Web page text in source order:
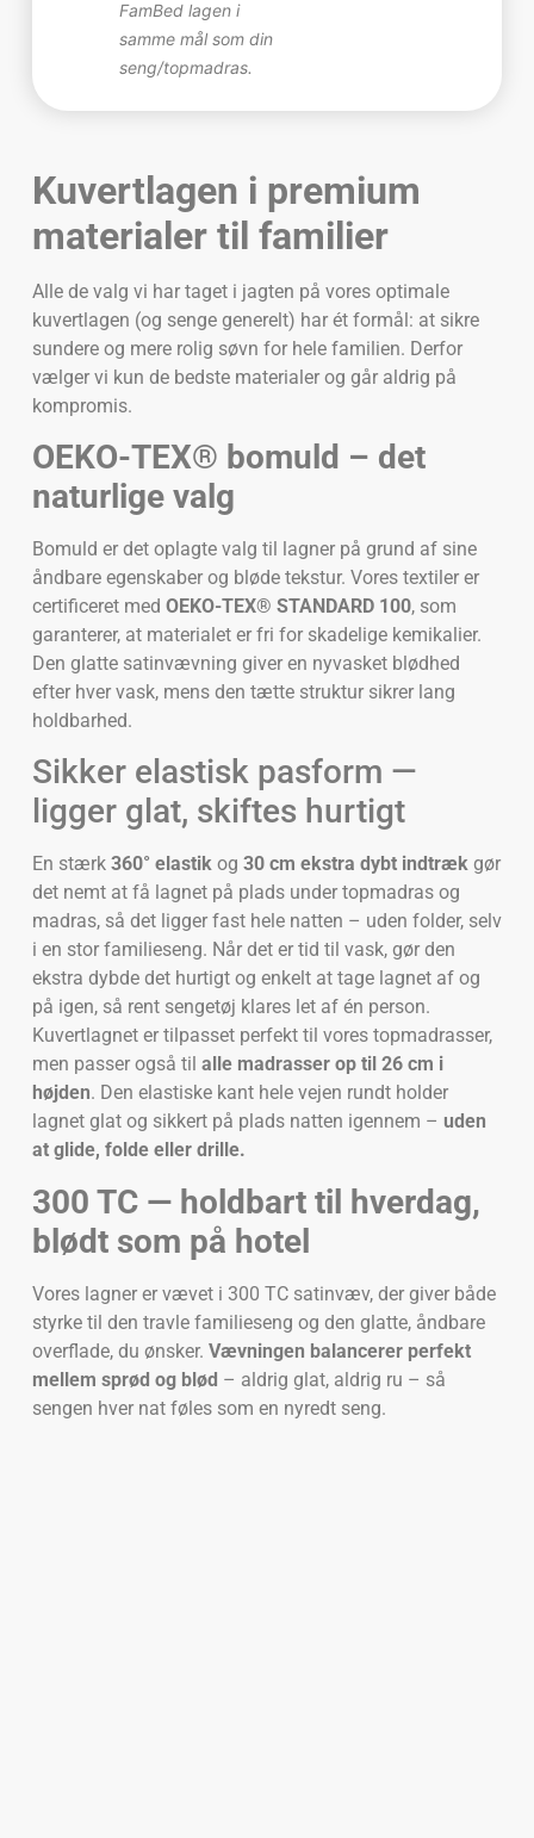
FamBed lagen i
samme mål som din
seng/topmadras.
Kuvertlagen i premium
materialer til familier
Alle de valg vi har taget i jagten på vores optimale
kuvertlagen (og senge generelt) har ét formål: at sikre
sundere og mere rolig søvn for hele familien. Derfor
vælger vi kun de bedste materialer og går aldrig på
kompromis.
OEKO-TEX® bomuld – det
naturlige valg
Bomuld er det oplagte valg til lagner på grund af sine
åndbare egenskaber og bløde tekstur. Vores textiler er
certificeret med OEKO-TEX® STANDARD 100, som
garanterer, at materialet er fri for skadelige kemikalier.
Den glatte satinvævning giver en nyvasket blødhed
efter hver vask, mens den tætte struktur sikrer lang
holdbarhed.
Sikker elastisk pasform —
ligger glat, skiftes hurtigt
En stærk 360° elastikog 30 cm ekstra dybt indtrækgør
det nemt at få lagnet på plads under topmadras og
madras, så det ligger fast hele natten – uden folder, selv
i en stor familieseng. Når det er tid til vask, gør den
ekstra dybde det hurtigt og enkelt at tage lagnet af og
på igen, så rent sengetøj klares let af én person.
Kuvertlagnet er tilpasset perfekt til vores topmadrasser,
men passer også til alle madrasser op til 26 cm i
højden. Den elastiske kant hele vejen rundt holder
lagnet glat og sikkert på plads natten igennem – uden
at glide, folde eller drille.
300 TC — holdbart til hverdag,
blødt som på hotel
Vores lagner er vævet i 300 TC satinvæv, der giver både
styrke til den travle familieseng og den glatte, åndbare
overflade, du ønsker. Vævningen balancerer perfekt
mellem sprød og blød – aldrig glat, aldrig ru – så
sengen hver nat føles som en nyredt seng.